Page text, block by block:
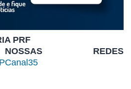
PRF
REDES